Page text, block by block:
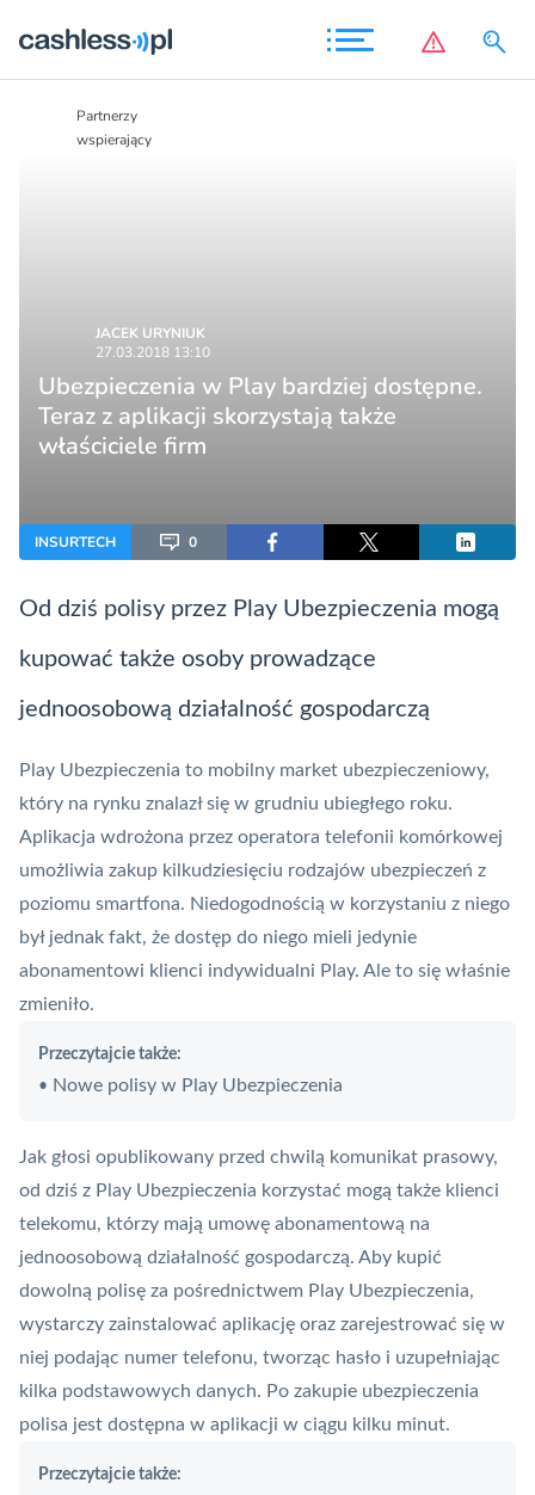
Partnerzy
wspierający
JACEK URYNIUK
27.03.2018 13:10
Ubezpieczenia w Play bardziej dostępne.
Teraz z aplikacji skorzystają także
właściciele firm
INSURTECH 0
Od dziś polisy przez Play Ubezpieczenia mogą
kupować także osoby prowadzące
jednoosobową działalność gospodarczą
Play Ubezpieczenia to mobilny market ubezpieczeniowy,
który na rynku znalazł się w grudniu ubiegłego roku.
Aplikacja wdrożona przez operatora telefonii komórkowej
umożliwia zakup kilkudziesięciu rodzajów ubezpieczeń z
poziomu smartfona. Niedogodnością w korzystaniu z niego
był jednak fakt, że dostęp do niego mieli jedynie
abonamentowi klienci indywidualni Play. Ale to się właśnie
zmieniło.
Przeczytajcie także:
• Nowe polisy w Play Ubezpieczenia
Jak głosi opublikowany przed chwilą komunikat prasowy,
od dziś z Play Ubezpieczenia korzystać mogą także klienci
telekomu, którzy mają umowę abonamentową na
jednoosobową działalność gospodarczą. Aby kupić
dowolną polisę za pośrednictwem Play Ubezpieczenia,
wystarczy zainstalować aplikację oraz zarejestrować się w
niej podając numer telefonu, tworząc hasło i uzupełniając
kilka podstawowych danych. Po zakupie ubezpieczenia
polisa jest dostępna w aplikacji w ciągu kilku minut.
Przeczytajcie także: